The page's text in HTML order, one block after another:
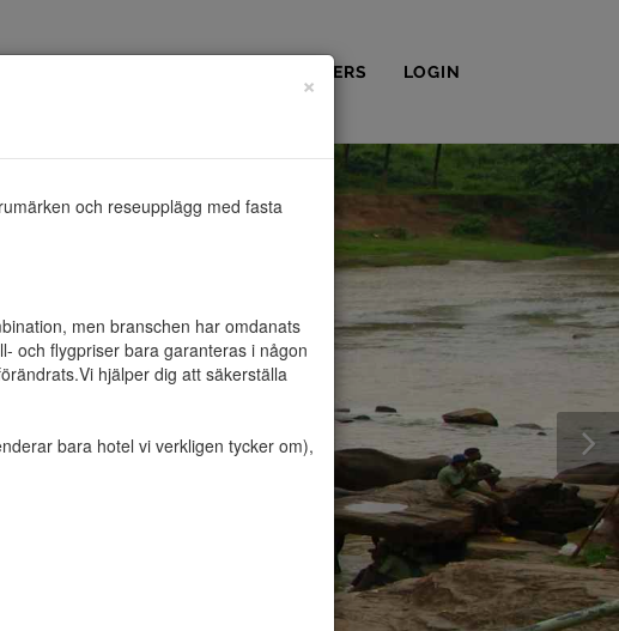
PARTNERS LOGIN
×
och reseupplägg med fasta
men branschen har omdanats
och flygpriser bara garanteras i någon
hjälper dig att säkerställa
bara hotel vi verkligen tycker om),